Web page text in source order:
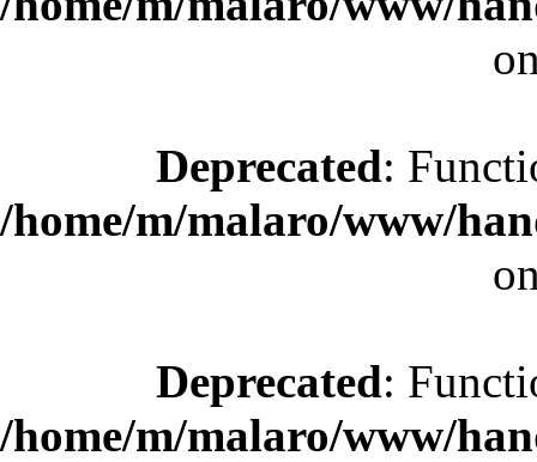
Deprecated:
/home/m/malaro/www/
Deprecated:
/home/m/malaro/www/